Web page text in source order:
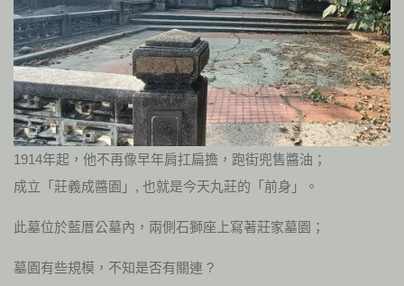
1914年起，他不再像早年肩扛扁擔，跑街兜售醬油；
成立「莊義成醬園」, 也就是今天丸莊的「前身」。
此墓位於藍厝公墓內，兩側石獅座上寫著莊家墓園；
墓園有些規模，不知是否有關連 ?